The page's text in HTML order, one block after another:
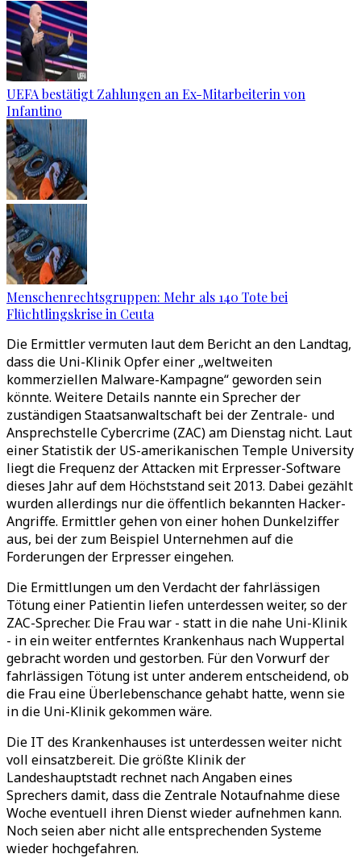
UEFA bestätigt Zahlungen an Ex-Mitarbeiterin von
Infantino
Menschenrechtsgruppen: Mehr als 140 Tote bei
Flüchtlingskrise in Ceuta
Die Ermittler vermuten laut dem Bericht an den Landtag,
dass die Uni-Klinik Opfer einer „weltweiten
kommerziellen Malware-Kampagne“ geworden sein
könnte. Weitere Details nannte ein Sprecher der
zuständigen Staatsanwaltschaft bei der Zentrale- und
Ansprechstelle Cybercrime (ZAC) am Dienstag nicht. Laut
einer Statistik der US-amerikanischen Temple University
liegt die Frequenz der Attacken mit Erpresser-Software
dieses Jahr auf dem Höchststand seit 2013. Dabei gezählt
wurden allerdings nur die öffentlich bekannten Hacker-
Angriffe. Ermittler gehen von einer hohen Dunkelziffer
aus, bei der zum Beispiel Unternehmen auf die
Forderungen der Erpresser eingehen.
Die Ermittlungen um den Verdacht der fahrlässigen
Tötung einer Patientin liefen unterdessen weiter, so der
ZAC-Sprecher. Die Frau war - statt in die nahe Uni-Klinik
- in ein weiter entferntes Krankenhaus nach Wuppertal
gebracht worden und gestorben. Für den Vorwurf der
fahrlässigen Tötung ist unter anderem entscheidend, ob
die Frau eine Überlebenschance gehabt hatte, wenn sie
in die Uni-Klinik gekommen wäre.
Die IT des Krankenhauses ist unterdessen weiter nicht
voll einsatzbereit. Die größte Klinik der
Landeshauptstadt rechnet nach Angaben eines
Sprechers damit, dass die Zentrale Notaufnahme diese
Woche eventuell ihren Dienst wieder aufnehmen kann.
Noch seien aber nicht alle entsprechenden Systeme
wieder hochgefahren.